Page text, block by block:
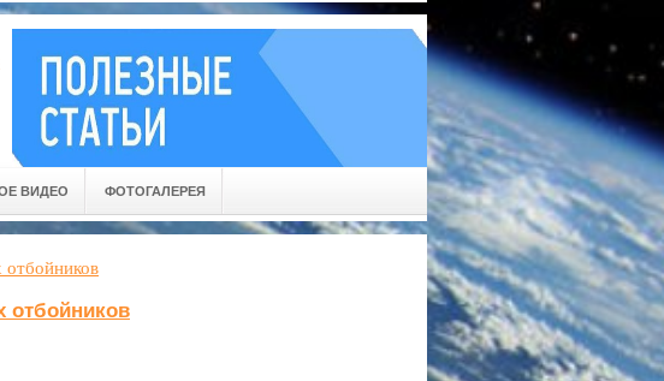
ВИДЕО ФОТОГАЛЕРЕЯ
отбойников